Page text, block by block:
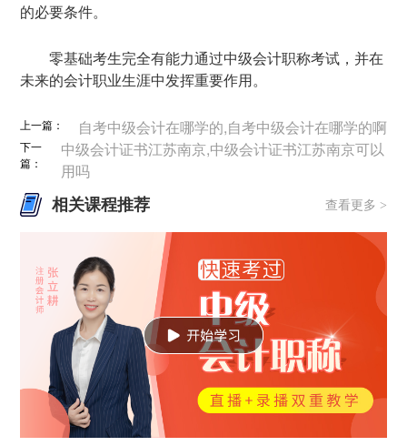
的必要条件。
零基础考生完全有能力通过中级会计职称考试，并在
未来的会计职业生涯中发挥重要作用。
上一篇： 自考中级会计在哪学的,自考中级会计在哪学的啊
下一
篇：
中级会计证书江苏南京,中级会计证书江苏南京可以
用吗
相关课程推荐 查看更多 >